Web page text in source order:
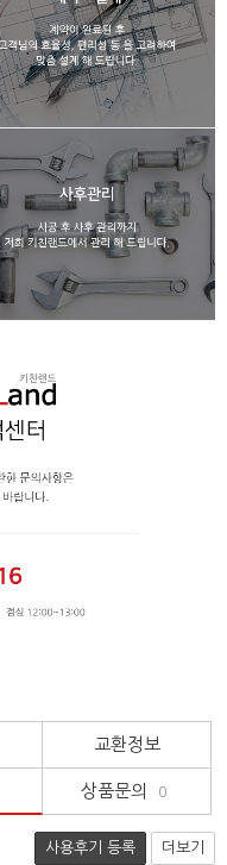
교환정보
상품문의 0
사용후기 등록 더보기